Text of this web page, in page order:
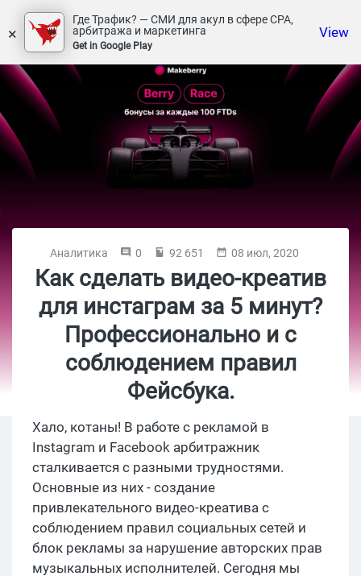
×
Где Трафик? — СМИ для акул в сфере СРА,
арбитража и маркетинга
Get in Google Play
View
Аналитика 0 92 651 08 июл, 2020
Как сделать видео-креатив
для инстаграм за 5 минут?
Профессионально и с
соблюдением правил
Фейсбука.
Хало, котаны! В работе с рекламой в
Instagram и Facebook арбитражник
сталкивается с разными трудностями.
Основные из них - создание
привлекательного видео-креатива с
соблюдением правил социальных сетей и
блок рекламы за нарушение авторских прав
музыкальных исполнителей. Сегодня мы